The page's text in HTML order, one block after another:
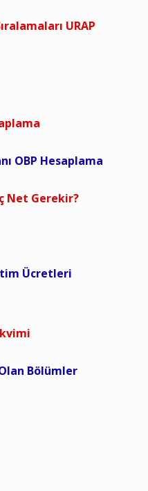
URAP
OBP Hesaplama
Net Gerekir?
Ücretleri
Olan Bölümler